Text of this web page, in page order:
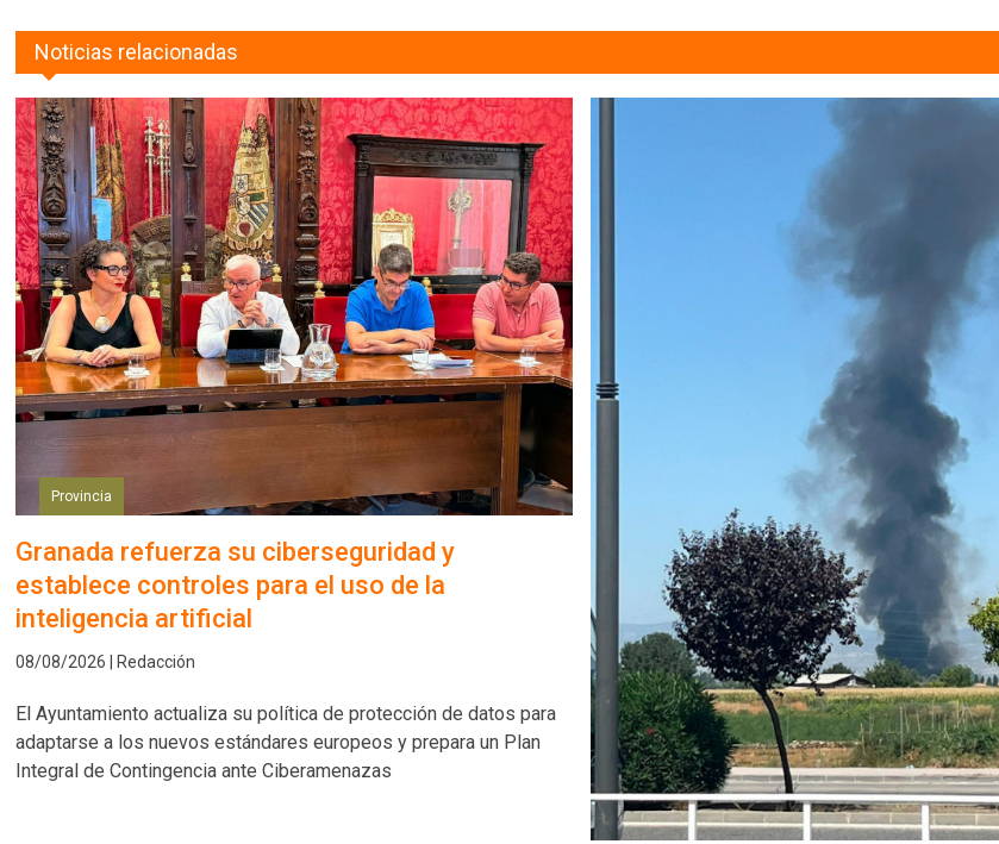
Noticias relacionadas
Provincia
Granada refuerza su ciberseguridad y
establece controles para el uso de la
inteligencia artificial
08/08/2026 | Redacción
El Ayuntamiento actualiza su política de protección de datos para
adaptarse a los nuevos estándares europeos y prepara un Plan
Integral de Contingencia ante Ciberamenazas